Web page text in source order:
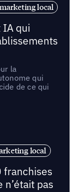
local
IA qui
la
qui
de ce qui
local
franchises
pas